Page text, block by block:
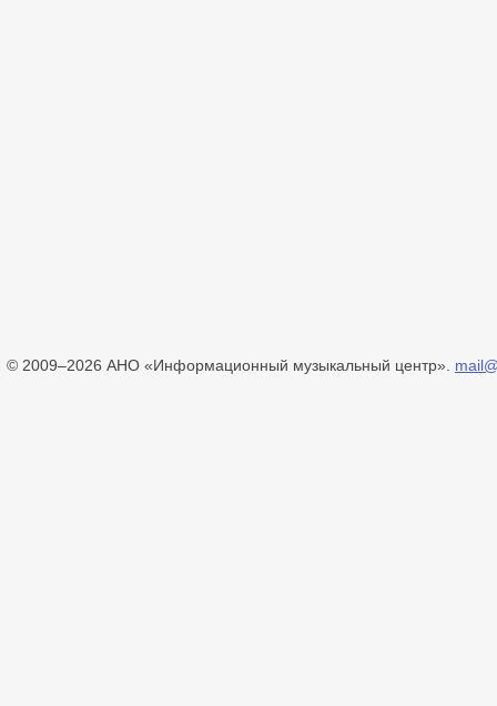
© 2009–2026 АНО «Информационный музыкальный центр».